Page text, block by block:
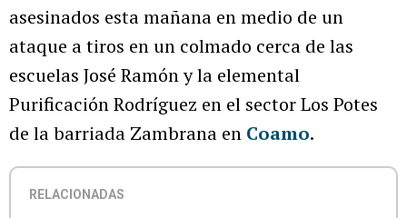
asesinados esta mañana en medio de un
ataque a tiros en un colmado cerca de las
escuelas José Ramón y la elemental
Purificación Rodríguez en el sector Los Potes
de la barriada Zambrana en Coamo.
RELACIONADAS